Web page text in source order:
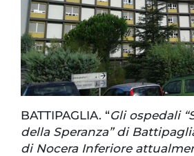
BATTIPAGLIA. “Gli ospedali
della Speranza” di
di Nocera Inferiore